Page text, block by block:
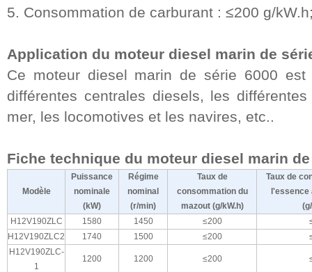
5. Consommation de carburant : ≤200 g/
Application du moteur diesel marin de
Ce moteur diesel marin de série 6000
différentes centrales diesels, les
mer, les locomotives et les navires, etc..
Fiche technique du moteur diesel marin
Modèle
Puissance
nominale
(kW)
Régime
nominal
(r/min)
Taux de
consommation du
mazout (g/kW.h)
Taux de
l'essence
H12V190ZLC
1580 1450 ≤200
H12V190ZLC2
1740 1500 ≤200
H12V190ZLC-
1
1200 1200 ≤200